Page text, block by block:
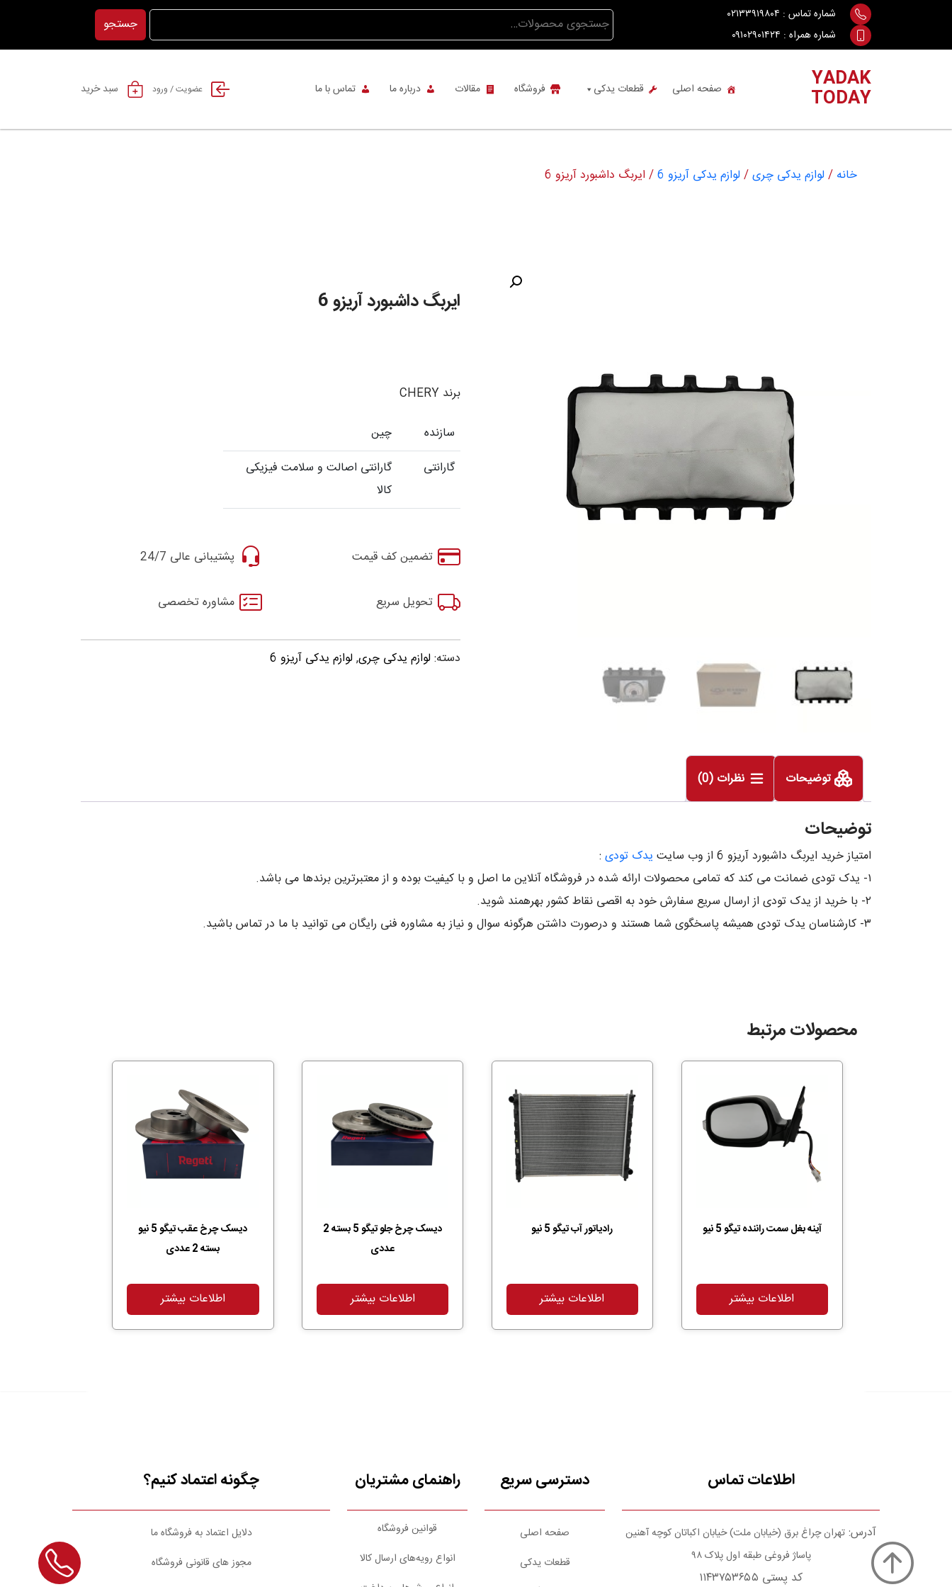
content
شماره تماس : ۰۲۱۳۳۹۱۹۸۰۴
شماره همراه : ۰۹۱۰۲۹۰۱۴۲۴
جستجو
برای:
جستجو
YADAK
TODAY صفحه اصلی قطعات یدکی فروشگاه مقالات درباره ما تماس با ما عضویت / ورود سبد خرید
خانه / لوازم یدکی چری/ لوازم یدکی آریزو 6 / ایربگ داشبورد آریزو 6
ایربگ داشبورد آریزو 6
برند CHERY
سازنده
چین
گارانتی
گارانتی اصالت و سلامت فیزیکی
کالا
تضمین کف قیمت پشتیبانی عالی 24/7
تحویل سریع مشاوره تخصصی
دسته:لوازم یدکی چری,لوازم یدکی آریزو 6
توضیحات نظرات (0)
توضیحات
امتیاز خرید ایربگ داشبورد آریزو 6 از وب سایت یدک تودی :
۱- یدک تودی ضمانت می کند که تمامی محصولات ارائه شده در فروشگاه آنلاین ما اصل و با کیفیت بوده و از معتبرترین برندها می باشد.
۲- با خرید از یدک تودی از ارسال سریع سفارش خود به اقصی نقاط کشور بهرهمند شوید.
۳- کارشناسان یدک تودی همیشه پاسخگوی شما هستند و درصورت داشتن هرگونه سوال و نیاز به مشاوره فنی رایگان می توانید با ما در تماس باشید.
محصولات مرتبط
آینه بغل سمت راننده تیگو 5 نیو
اطلاعات بیشتر
رادیاتور آب تیگو 5 نیو
اطلاعات بیشتر
دیسک چرخ جلو تیگو 5 بسته 2
عددی
اطلاعات بیشتر
دیسک چرخ عقب تیگو 5 نیو
بسته 2 عددی
اطلاعات بیشتر
اطلاعات تماس
آدرس: تهران چراغ برق (خیابان ملت) خیابان اکباتان کوچه آهنین
پاساژ فروغی طبقه اول پلاک ۹۸
کد پستی ۱۱۴۳۷۵۳۶۵۵
دسترسی سریع
صفحه اصلی
قطعات یدکی
راهنمای مشتریان
قوانین فروشگاه
انواع رویه‌های ارسال کالا
چگونه اعتماد کنیم؟
دلایل اعتماد به فروشگاه ما
مجوز های قانونی فروشگاه